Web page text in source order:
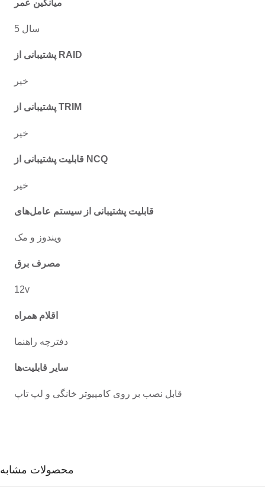
میانگین عمر
5 سال
پشتیبانی از RAID
خیر
پشتیبانی از TRIM
خیر
قابلیت پشتیبانی از NCQ
خیر
قابلیت پشتیبانی از سیستم عامل‌های
ویندوز و مک
مصرف برق
12v
اقلام همراه
دفترچه راهنما
سایر قابلیت‌ها
قابل نصب بر روی کامپیوتر خانگی و لپ تاپ
محصولات مشابه